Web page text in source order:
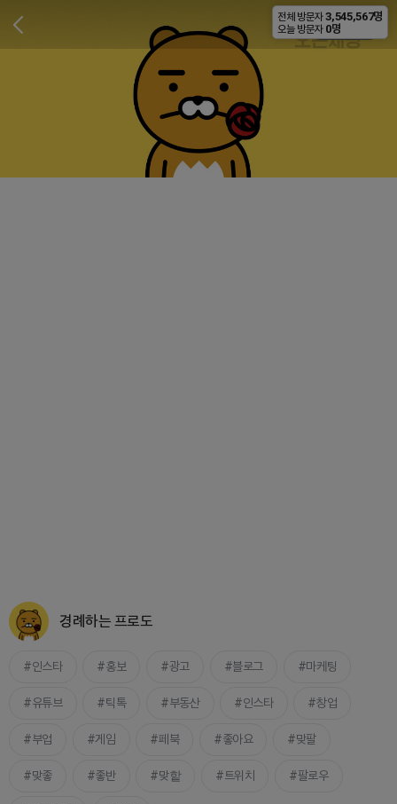
비공개
경례하는 프로도
인스타 홍보 광고 블로그 마케팅
유튜브 틱톡 부동산 인스타 창업
부업 게임 페북 좋아요 맞팔
맞좋 좋반 맞핱 트위치 팔로우
전체 방문자 3,545,567명
오늘 방문자 0명